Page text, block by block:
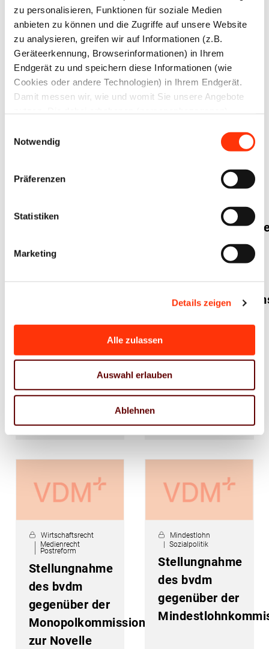
zu personalisieren, Funktionen für soziale Medien
anbieten zu können und die Zugriffe auf unsere Website
zu analysieren, greifen wir auf Informationen (z.B.
Geräteerkennung, Browserinformationen) in Ihrem
Endgerät zu und speichern diese Informationen (wie
Cookies oder andere Technologien) in Ihrem Endgerät.
Damit messen wir, wie und womit Sie unsere Angebote
Werbung und Analysen weiter. Ihre Daten können mit
mehreren ausgewählten Partnern geteilt werden, die sich
je nach unseren aktuellen Geschäftsbeziehungen ändern
können. Indem Sie „Alle zulassen“ klicken, stimmen Sie
und Datenverarbeitung zu.
Notwendig
Präferenzen
Statistiken
Marketing
Details zeigen
Alle zulassen
Auswahl erlauben
Ablehnen
bei der
europäischen
Verpackungsverordnung
28. März 2023 23. März 2023
Umsetzung
Whistleblowing-
zum
Hinweisgeberschutzgesetz
20. März 2023
Antworten des
und
Klimaschutz
zu
Praxisfragen
17. März 2023
Wirtschaftsrecht
Medienrecht
Postreform
Stellungnahme
des bvdm
gegenüber der
Monopolkommission
zur Novelle
Mindestlohn
Sozialpolitik
Stellungnahme
des bvdm
gegenüber der